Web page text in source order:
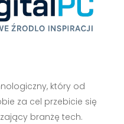
który od
za cel przebicie się
branżę tech.